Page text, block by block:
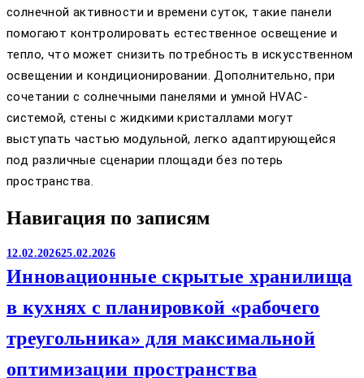
солнечной активности и времени суток, такие панели
помогают контролировать естественное освещение и
тепло, что может снизить потребность в искусственном
освещении и кондиционировании. Дополнительно, при
сочетании с солнечными панелями и умной HVAC-
системой, стены с жидкими кристаллами могут
выступать частью модульной, легко адаптирующейся
под различные сценарии площади без потерь
пространства.
Навигация по записям
12.02.202625.02.2026
Инновационные скрытые хранилища
в кухнях с планировкой «рабочего
треугольника» для максимальной
оптимизации пространства